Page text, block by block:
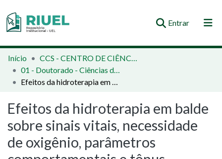
Entrar(current)
Orientações e Normas
Comunidades e Coleções
Estatísticas
Início
CCS - CENTRO DE CIÊNCIAS DA SAÚDE
01 - Doutorado - Ciências da Reabilitação
Efeitos da hidroterapia em balde sobre sinais vitais, necessidade de oxigênio, parâmetros comportamentais e tônus muscular em bebês prematuros com displasia broncopulmonar
Efeitos da hidroterapia em balde
sobre sinais vitais, necessidade
de oxigênio, parâmetros